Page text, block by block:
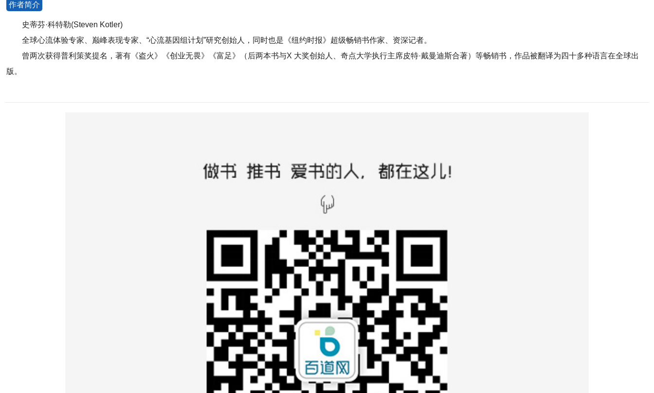
作者简介
史蒂芬·科特勒(Steven Kotler)
全球心流体验专家、巅峰表现专家、“心流基因组计划”研究创始人，同时也是《纽约时报》超级畅销书作家、资深记者。
曾两次获得普利策奖提名，著有《盗火》《创业无畏》《富足》（后两本书与X 大奖创始人、奇点大学执行主席皮特·戴曼迪斯合著）等畅销书，作品被翻译为四十多种语言在全球出
版。